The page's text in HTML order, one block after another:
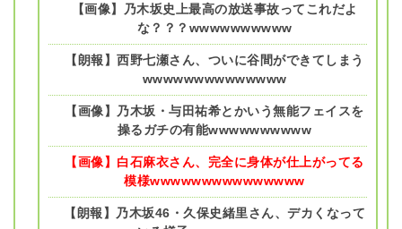
【画像】乃木坂史上最高の放送事故ってこれだよ
な？？？wwwwwwwwww
【朗報】西野七瀬さん、ついに谷間ができてしまう
wwwwwwwwwwwwww
【画像】乃木坂・与田祐希とかいう無能フェイスを
操るガチの有能wwwwwwwwww
【画像】白石麻衣さん、完全に身体が仕上がってる
模様wwwwwwwwwwwwwww
【朗報】乃木坂46・久保史緒里さん、デカくなって